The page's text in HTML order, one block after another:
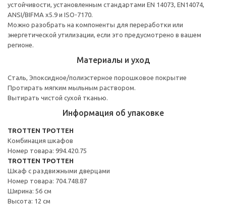
устойчивости, установленным стандартами EN 14073, EN14074,
ANSI/BIFMA x5.9 и ISO-7170.
Можно разобрать на компоненты для переработки или
энергетической утилизации, если это предусмотрено в вашем
регионе.
Материалы и уход
Сталь, Эпоксидное/полиэстерное порошковое покрытие
Протирать мягким мыльным раствором.
Вытирать чистой сухой тканью.
Информация об упаковке
TROTTEN ТРОТТЕН
Комбинация шкафов
Номер товара: 994.420.75
TROTTEN ТРОТТЕН
Шкаф с раздвижными дверцами
Номер товара: 704.748.87
Ширина: 56 см
Высота: 12 см